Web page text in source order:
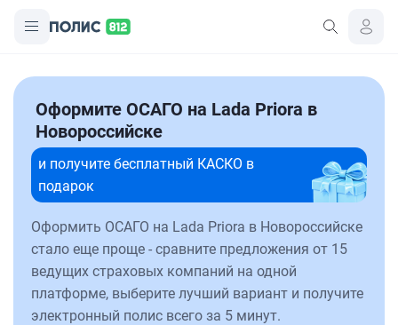
Оформите ОСАГО на Lada Priora в
Новороссийске
и получите бесплатный КАСКО в
подарок
Оформить ОСАГО на Lada Priora в Новороссийске
стало еще проще - сравните предложения от 15
ведущих страховых компаний на одной
платформе, выберите лучший вариант и получите
электронный полис всего за 5 минут.